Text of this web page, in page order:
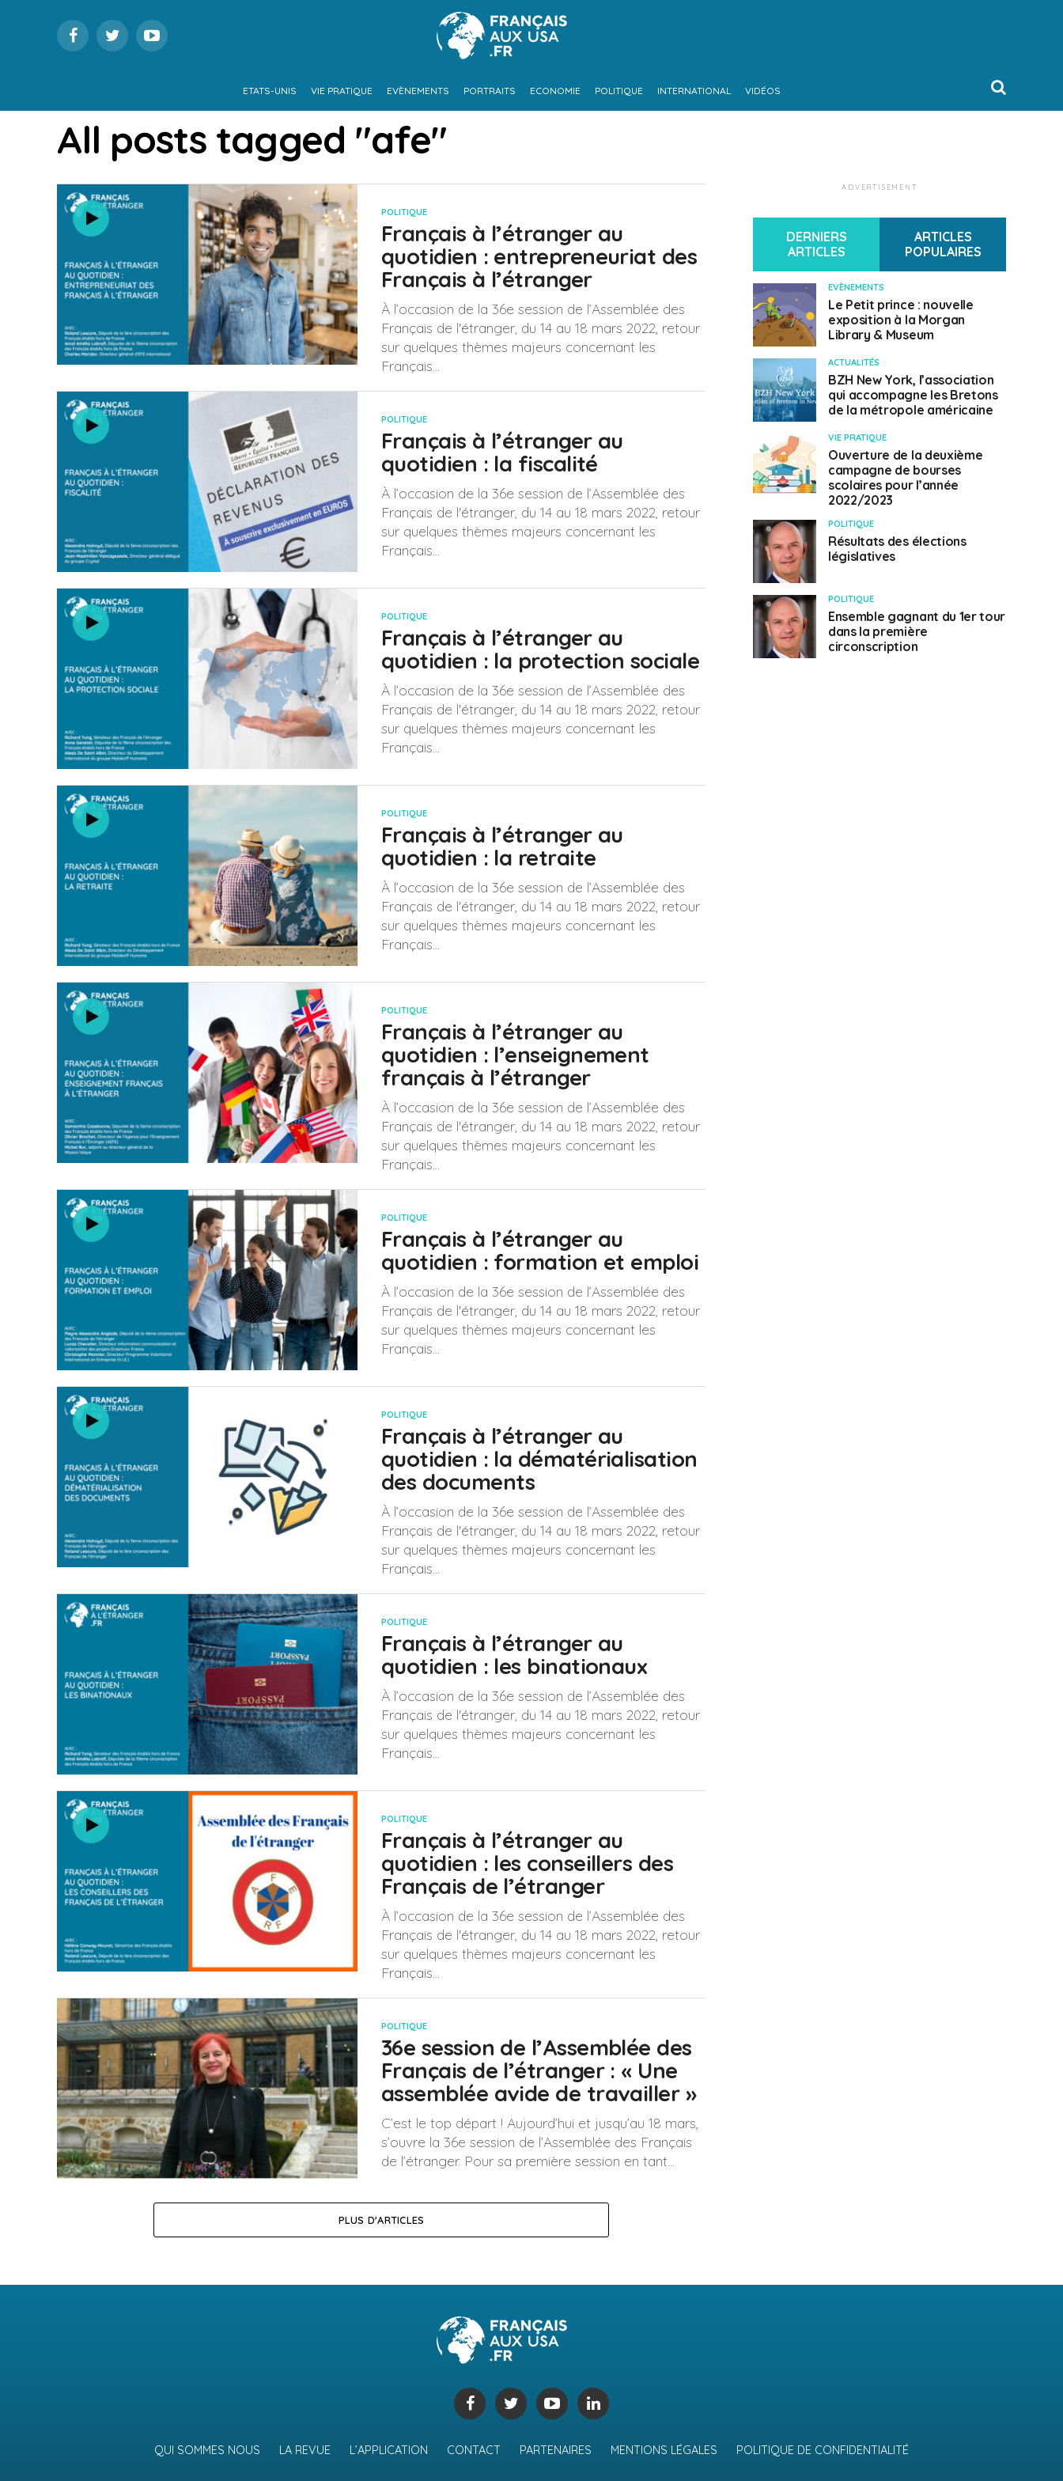
ETATS-UNIS VIE PRATIQUE EVÈNEMENTS PORTRAITS ECONOMIE POLITIQUE INTERNATIONAL VIDÉOS
All posts tagged "afe"
POLITIQUE
Français à l’étranger au
quotidien : entrepreneuriat des
Français à l’étranger
À l’occasion de la 36e session de l’Assemblée des
Français de l'étranger, du 14 au 18 mars 2022, retour
sur quelques thèmes majeurs concernant les
Français...
POLITIQUE
Français à l’étranger au
quotidien : la fiscalité
À l’occasion de la 36e session de l’Assemblée des
Français de l'étranger, du 14 au 18 mars 2022, retour
sur quelques thèmes majeurs concernant les
Français...
POLITIQUE
Français à l’étranger au
quotidien : la protection sociale
À l’occasion de la 36e session de l’Assemblée des
Français de l'étranger, du 14 au 18 mars 2022, retour
sur quelques thèmes majeurs concernant les
Français...
POLITIQUE
Français à l’étranger au
quotidien : la retraite
À l’occasion de la 36e session de l’Assemblée des
Français de l'étranger, du 14 au 18 mars 2022, retour
sur quelques thèmes majeurs concernant les
Français...
POLITIQUE
Français à l’étranger au
quotidien : l’enseignement
français à l’étranger
À l’occasion de la 36e session de l’Assemblée des
Français de l'étranger, du 14 au 18 mars 2022, retour
sur quelques thèmes majeurs concernant les
Français...
POLITIQUE
Français à l’étranger au
quotidien : formation et emploi
À l’occasion de la 36e session de l’Assemblée des
Français de l'étranger, du 14 au 18 mars 2022, retour
sur quelques thèmes majeurs concernant les
Français...
POLITIQUE
Français à l’étranger au
quotidien : la dématérialisation
des documents
À l’occasion de la 36e session de l’Assemblée des
Français de l'étranger, du 14 au 18 mars 2022, retour
sur quelques thèmes majeurs concernant les
Français...
POLITIQUE
Français à l’étranger au
quotidien : les binationaux
À l’occasion de la 36e session de l’Assemblée des
Français de l'étranger, du 14 au 18 mars 2022, retour
sur quelques thèmes majeurs concernant les
Français...
POLITIQUE
Français à l’étranger au
quotidien : les conseillers des
Français de l’étranger
À l’occasion de la 36e session de l’Assemblée des
Français de l'étranger, du 14 au 18 mars 2022, retour
sur quelques thèmes majeurs concernant les
Français...
POLITIQUE
36e session de l’Assemblée des
Français de l’étranger : « Une
assemblée avide de travailler »
C’est le top départ ! Aujourd’hui et jusqu’au 18 mars,
s’ouvre la 36e session de l’Assemblée des Français
de l’étranger. Pour sa première session en tant...
PLUS D'ARTICLES
ADVERTISEMENT
DERNIERS
ARTICLES
ARTICLES
POPULAIRES
EVÈNEMENTS
Le Petit prince : nouvelle
exposition à la Morgan
Library & Museum
ACTUALITÉS
BZH New York, l’association
qui accompagne les Bretons
de la métropole américaine
VIE PRATIQUE
Ouverture de la deuxième
campagne de bourses
scolaires pour l’année
2022/2023
POLITIQUE
Résultats des élections
législatives
POLITIQUE
Ensemble gagnant du 1er tour
dans la première
circonscription
QUI SOMMES NOUS LA REVUE L’APPLICATION CONTACT PARTENAIRES MENTIONS LÉGALES POLITIQUE DE CONFIDENTIALITÉ